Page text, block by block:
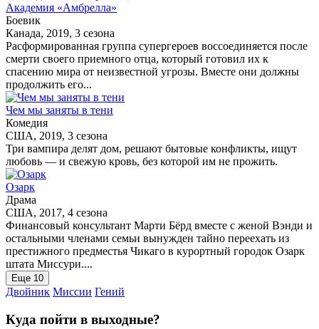
Академия «Амбрелла»
Боевик
Канада, 2019, 3 сезона
Расформированная группа супергероев воссоединяется после
смерти своего приемного отца, который готовил их к
спасению мира от неизвестной угрозы. Вместе они должны
продолжить его...
Чем мы заняты в тени
Комедия
США, 2019, 3 сезона
Три вампира делят дом, решают бытовые конфликты, ищут
любовь — и свежую кровь, без которой им не прожить.
Озарк
Драма
США, 2017, 4 сезона
Финансовый консультант Марти Бёрд вместе с женой Вэнди и
остальными членами семьи вынужден тайно переехать из
престижного предместья Чикаго в курортный городок Озарк
штата Миссури....
Еще 10
Двойник Миссии Гений
Куда пойти в выходные?